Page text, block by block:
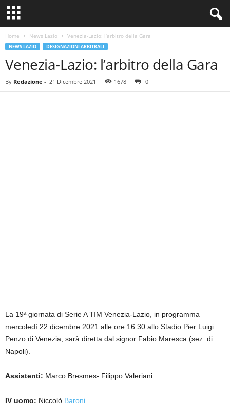
Home News Lazio Venezia-Lazio: l’arbitro della Gara
NEWS LAZIO DESIGNAZIONI ARBITRALI
Venezia-Lazio: l’arbitro della Gara
By Redazione - 21 Dicembre 2021 1678 0
La 19ª giornata di Serie A TIM Venezia-Lazio, in programma
mercoledì 22 dicembre 2021 alle ore 16:30 allo Stadio Pier Luigi
Penzo di Venezia, sarà diretta dal signor Fabio Maresca (sez. di
Napoli).
Assistenti: Marco Bresmes- Filippo Valeriani
IV uomo: Niccolò Baroni